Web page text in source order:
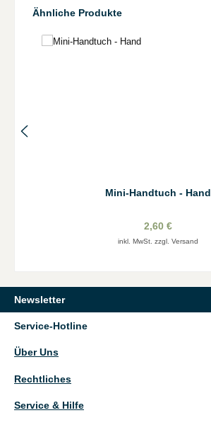
Produktgalerie überspringen
Ähnliche Produkte
Mini-Handtuch - Hand
2,60 €
inkl. MwSt. zzgl. Versand
Newsletter
Service-Hotline
Über Uns
Rechtliches
Service & Hilfe